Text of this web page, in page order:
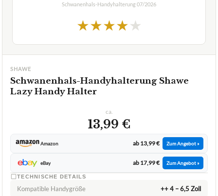
Schwanenhals-Handyhalterung07/2026
★★★★★
SHAWE
Schwanenhals-Handyhalterung Shawe
Lazy Handy Halter
ca.
13,99 €
Amazon ab 13,99 € Zum Angebot »
eBay ab 17,99 € Zum Angebot »
TECHNISCHE DETAILS
Kompatible Handygröße ++ 4 – 6,5 Zoll